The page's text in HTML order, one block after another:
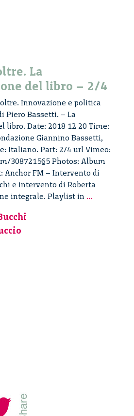
La
del libro – 2/4
Innovazione e politica
Piero Bassetti. – La
libro. Date: 2018 12 20 Time:
Giannino Bassetti,
Italiano. Part: 2/4 url Vimeo:
308721565 Photos: Album
Anchor FM – Intervento di
e intervento di Roberta
integrale. Playlist in ...